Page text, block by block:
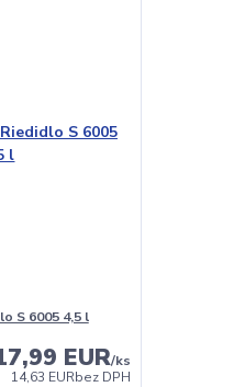
S 6005 4,5 l
EUR/ks
14,63 EURbez DPH